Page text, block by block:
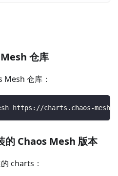
仓库
仓库：
https://charts.chaos-
的 Chaos Mesh 版本
charts：